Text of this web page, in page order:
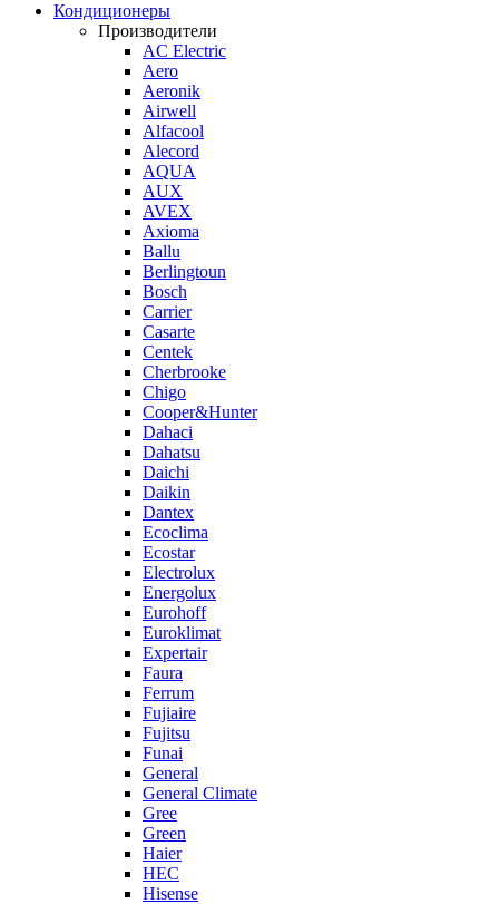
Кондиционеры
Производители
AC Electric
Aero
Aeronik
Airwell
Alfacool
Alecord
AQUA
AUX
AVEX
Axioma
Ballu
Berlingtoun
Bosch
Carrier
Casarte
Centek
Cherbrooke
Chigo
Cooper&Hunter
Dahaci
Dahatsu
Daichi
Daikin
Dantex
Ecoclima
Ecostar
Electrolux
Energolux
Eurohoff
Euroklimat
Expertair
Faura
Ferrum
Fujiaire
Fujitsu
Funai
General
General Climate
Gree
Green
Haier
HEC
Hisense